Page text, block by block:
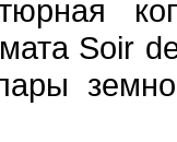
Soir